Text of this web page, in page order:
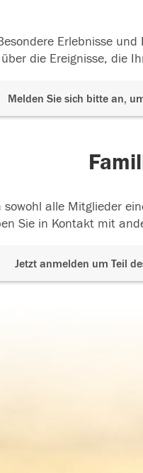
Erlebnisse
die Ereignisse, die
Melden Sie sich bitte an,
alle Mitglieder
Sie in Kontakt mit
Jetzt anmelden um Teil